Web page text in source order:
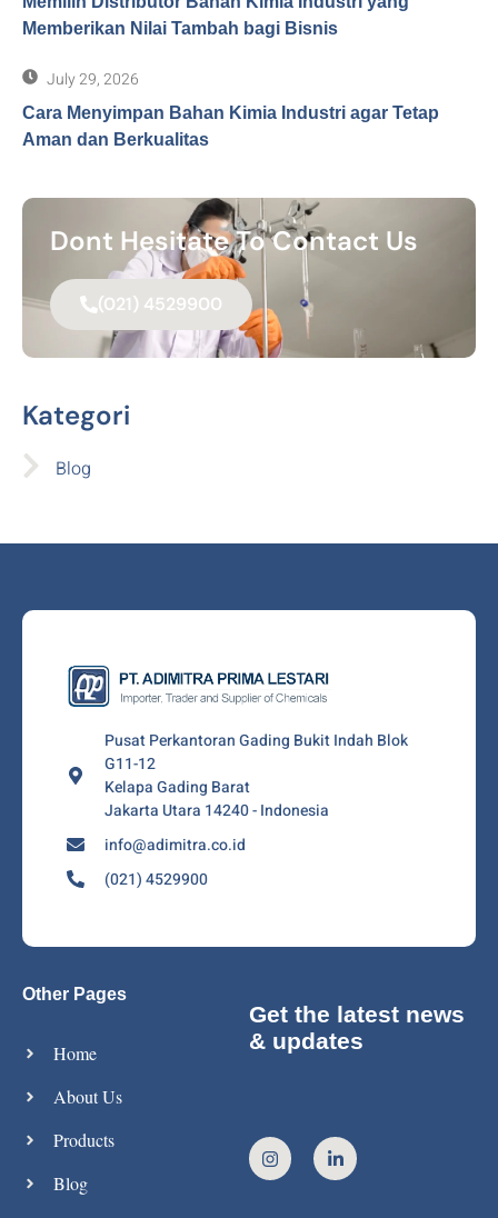
Memberikan Nilai Tambah bagi Bisnis
July 29, 2026
Cara Menyimpan Bahan Kimia Industri agar Tetap
Aman dan Berkualitas
Dont Hesitate To Contact Us
(021) 4529900
Kategori
Blog
Pusat Perkantoran Gading Bukit Indah Blok
G11-12
Kelapa Gading Barat
Jakarta Utara 14240 - Indonesia
info@adimitra.co.id
(021) 4529900
Other Pages
Home
About Us
Products
Blog
Get the latest news
& updates